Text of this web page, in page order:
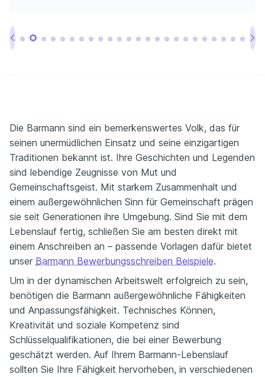
Die Barmann sind ein bemerkenswertes Volk, das für
seinen unermüdlichen Einsatz und seine einzigartigen
Traditionen bekannt ist. Ihre Geschichten und Legenden
sind lebendige Zeugnisse von Mut und
Gemeinschaftsgeist. Mit starkem Zusammenhalt und
einem außergewöhnlichen Sinn für Gemeinschaft prägen
sie seit Generationen ihre Umgebung. Sind Sie mit dem
Lebenslauf fertig, schließen Sie am besten direkt mit
einem Anschreiben an – passende Vorlagen dafür bietet
unser Barmann Bewerbungsschreiben Beispiele.
Um in der dynamischen Arbeitswelt erfolgreich zu sein,
benötigen die Barmann außergewöhnliche Fähigkeiten
und Anpassungsfähigkeit. Technisches Können,
Kreativität und soziale Kompetenz sind
Schlüsselqualifikationen, die bei einer Bewerbung
geschätzt werden. Auf Ihrem Barmann-Lebenslauf
sollten Sie Ihre Fähigkeit hervorheben, in verschiedenen